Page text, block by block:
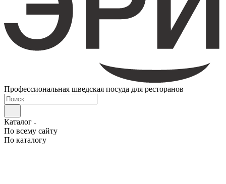
Профессиональная шведская посуда для ресторанов
Каталог
По всему сайту
По каталогу